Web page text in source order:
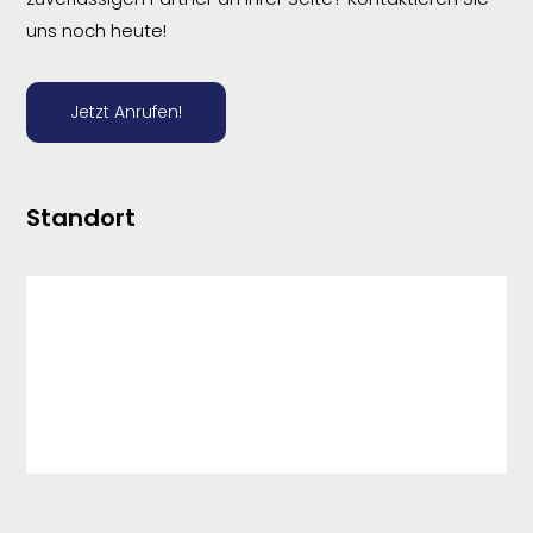
uns noch heute!
Jetzt Anrufen!
Standort